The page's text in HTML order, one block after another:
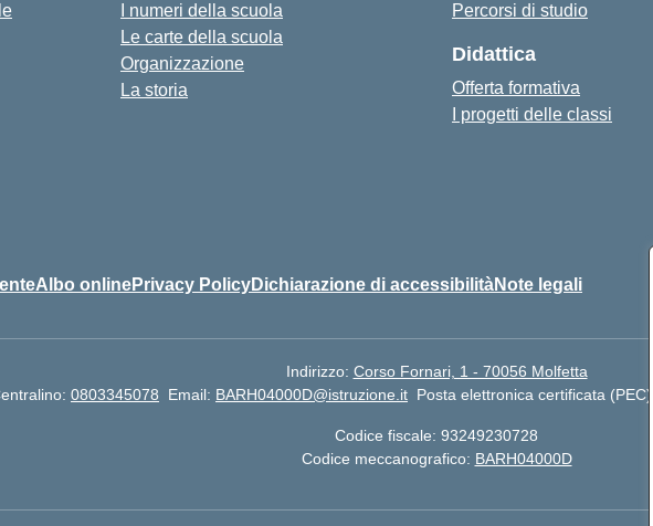
I numeri della scuola
Le carte della scuola
Organizzazione
La storia
Percorsi di studio
Didattica
Offerta formativa
I progetti delle classi
Albo onlinePrivacy PolicyDichiarazione di accessibilitàNote legali
Indirizzo: Corso Fornari, 1 - 70056 Molfetta
0803345078 Email: BARH04000D@istruzione.it Posta elettronica certificata (PEC):
Codice fiscale: 93249230728
Codice meccanografico: BARH04000D